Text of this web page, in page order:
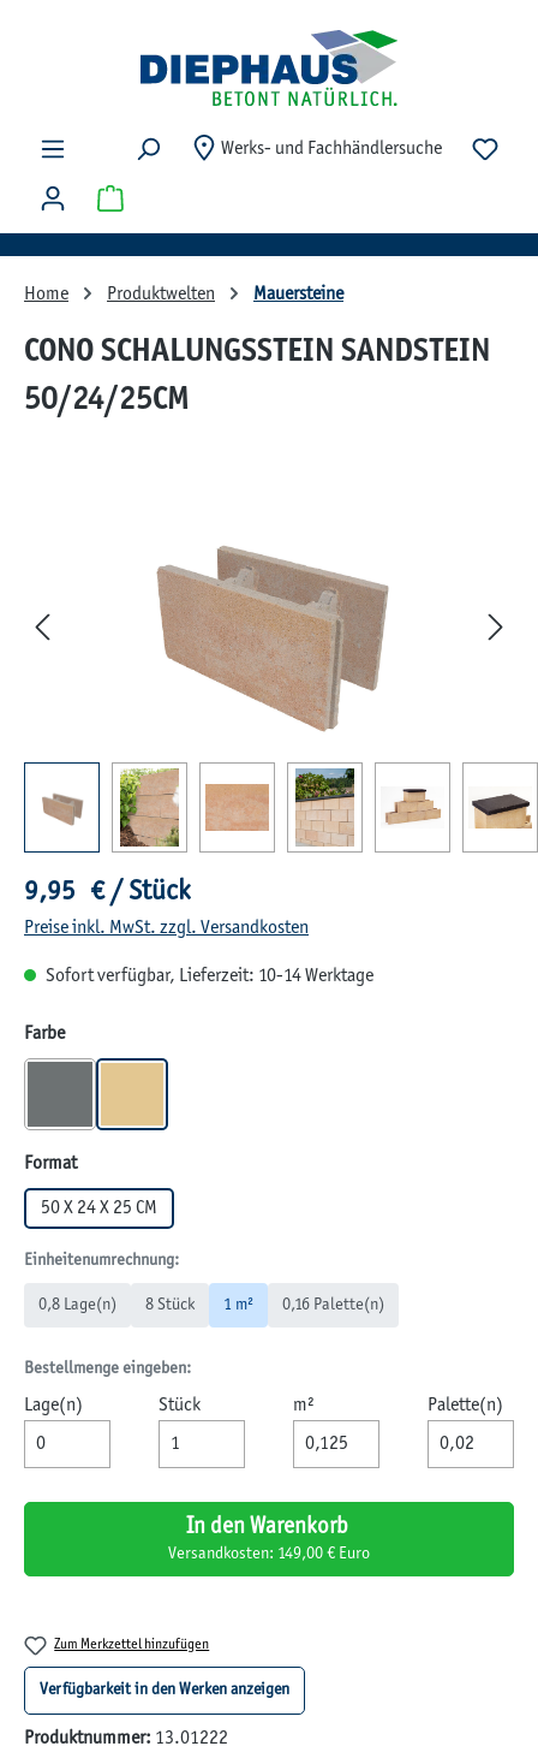
Werks- und Fachhändlersuche Du
Warenkorb enthält 0 Positionen. Der Gesamtwert
Home Produktwelten Mauersteine
CONO SCHALUNGSSTEIN SANDSTEIN
50/24/25CM
Regulärer Preis:
9,95 € / Stück
Preise inkl. MwSt. zzgl. Versandkosten
Sofort verfügbar, Lieferzeit: 10-14 Werktage
Farbeauswählen
Formatauswählen
50 X 24 X 25 CM
Einheitenumrechnung:
0,8 Lage(n) 8 Stück 1 m² 0,16 Palette(n)
Bestellmenge eingeben:
Lage(n) Stück m² Palette(n)
In den Warenkorb
Versandkosten: 149,00 € Euro
Zum Merkzettel hinzufügen
Verfügbarkeit in den Werken anzeigen
Produktnummer: 13.01222